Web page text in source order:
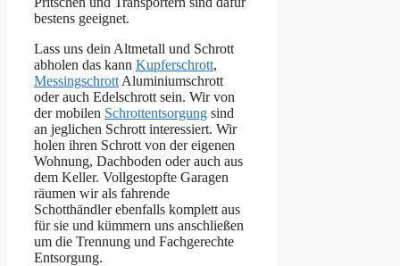
bestens geeignet.
Lass uns dein Altmetall und Schrott
abholen das kann Kupferschrott,
Messingschrott Aluminiumschrott
oder auch Edelschrott sein. Wir von
der mobilen Schrottentsorgung sind
an jeglichen Schrott interessiert. Wir
holen ihren Schrott von der eigenen
Wohnung, Dachboden oder auch aus
dem Keller. Vollgestopfte Garagen
räumen wir als fahrende
Schotthändler ebenfalls komplett aus
für sie und kümmern uns anschließen
um die Trennung und Fachgerechte
Entsorgung.